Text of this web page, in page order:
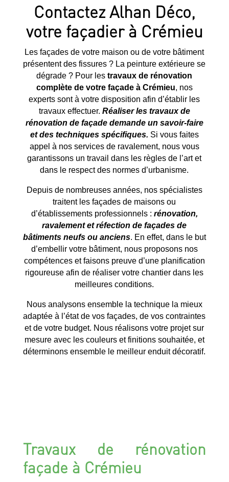
Contactez Alhan Déco,
votre façadier à Crémieu
Les façades de votre maison ou de votre bâtiment
présentent des fissures ? La peinture extérieure se
dégrade ? Pour lestravaux de rénovation
complète de votre façade à Crémieu, nos
experts sont à votre disposition afin d’établir les
travaux effectuer. Réaliser les travaux de
rénovation de façade demande un savoir-faire
et des techniques spécifiques. Si vous faites
appel à nos services de ravalement, nous vous
garantissons un travail dans les règles de l’art et
dans le respect des normes d’urbanisme.
Depuis de nombreuses années, nos spécialistes
traitent les façades de maisons ou
d’établissements professionnels : rénovation,
ravalement et réfection de façades de
bâtiments neufs ou anciens. En effet, dans le but
d’embellir votre bâtiment, nous proposons nos
compétences et faisons preuve d’une planification
rigoureuse afin de réaliser votre chantier dans les
meilleures conditions.
Nous analysons ensemble la technique la mieux
adaptée à l’état de vos façades, de vos contraintes
et de votre budget. Nous réalisons votre projet sur
mesure avec les couleurs et finitions souhaitée, et
déterminons ensemble le meilleur enduit décoratif.
Travaux de rénovation
façade à Crémieu